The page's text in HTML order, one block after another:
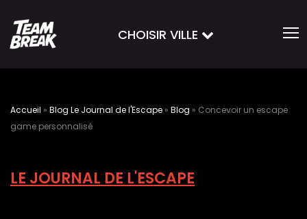
CHOISIR VILLE
Accueil » Blog Le Journal de l'Escape » Blog » Concevoir un escape
game personnalisé
LE JOURNAL DE L'ESCAPE